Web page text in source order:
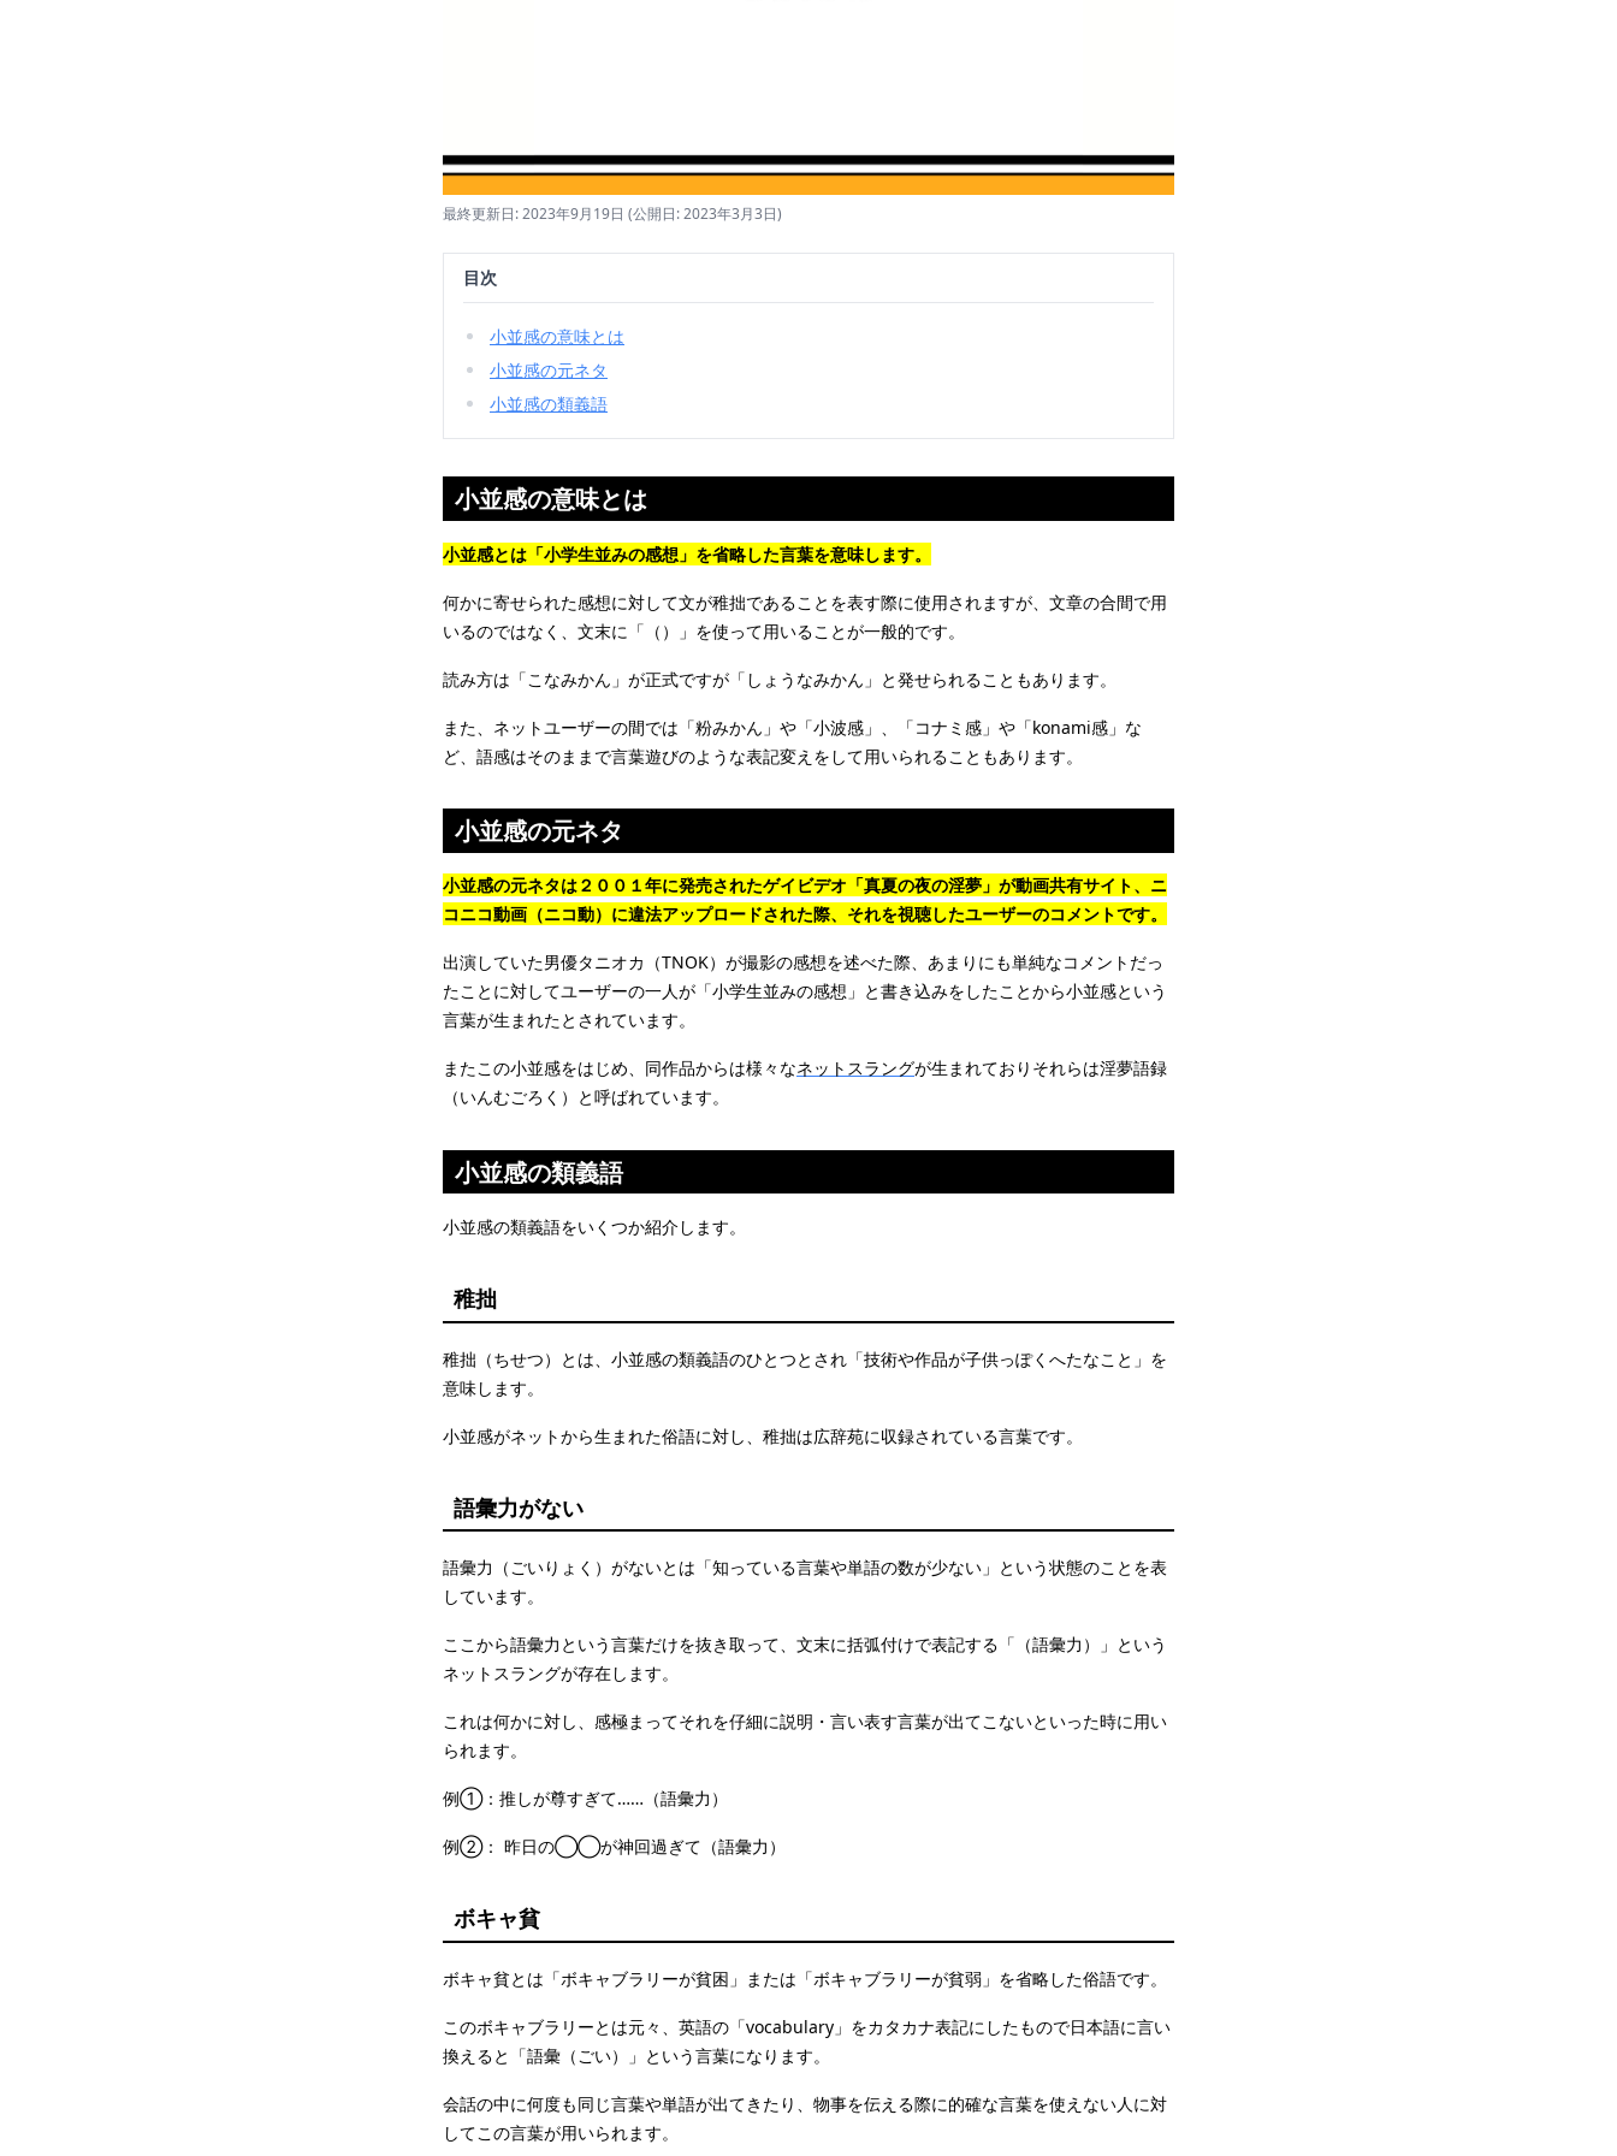
最終更新日: 2023年9月19日 (公開日: 2023年3月3日)
目次
小並感の意味とは
小並感の元ネタ
小並感の類義語
小並感の意味とは
小並感とは「小学生並みの感想」を省略した言葉を意味します。
何かに寄せられた感想に対して文が稚拙であることを表す際に使用されますが、文章の合間で用
いるのではなく、文末に「（）」を使って用いることが一般的です。
読み方は「こなみかん」が正式ですが「しょうなみかん」と発せられることもあります。
また、ネットユーザーの間では「粉みかん」や「小波感」、「コナミ感」や「konami感」な
ど、語感はそのままで言葉遊びのような表記変えをして用いられることもあります。
小並感の元ネタ
小並感の元ネタは２００１年に発売されたゲイビデオ「真夏の夜の淫夢」が動画共有サイト、ニ
コニコ動画（ニコ動）に違法アップロードされた際、それを視聴したユーザーのコメントです。
出演していた男優タニオカ（TNOK）が撮影の感想を述べた際、あまりにも単純なコメントだっ
たことに対してユーザーの一人が「小学生並みの感想」と書き込みをしたことから小並感という
言葉が生まれたとされています。
またこの小並感をはじめ、同作品からは様々なネットスラングが生まれておりそれらは淫夢語録
（いんむごろく）と呼ばれています。
小並感の類義語
小並感の類義語をいくつか紹介します。
稚拙
稚拙（ちせつ）とは、小並感の類義語のひとつとされ「技術や作品が子供っぽくへたなこと」を
意味します。
小並感がネットから生まれた俗語に対し、稚拙は広辞苑に収録されている言葉です。
語彙力がない
語彙力（ごいりょく）がないとは「知っている言葉や単語の数が少ない」という状態のことを表
しています。
ここから語彙力という言葉だけを抜き取って、文末に括弧付けで表記する「（語彙力）」という
ネットスラングが存在します。
これは何かに対し、感極まってそれを仔細に説明・言い表す言葉が出てこないといった時に用い
られます。
例①：推しが尊すぎて……（語彙力）
例②： 昨日の◯◯が神回過ぎて（語彙力）
ボキャ貧
ボキャ貧とは「ボキャブラリーが貧困」または「ボキャブラリーが貧弱」を省略した俗語です。
このボキャブラリーとは元々、英語の「vocabulary」をカタカナ表記にしたもので日本語に言い
換えると「語彙（ごい）」という言葉になります。
会話の中に何度も同じ言葉や単語が出てきたり、物事を伝える際に的確な言葉を使えない人に対
してこの言葉が用いられます。